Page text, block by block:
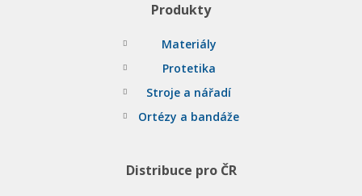
Produkty
Materiály
Protetika
Stroje a nářadí
Ortézy a bandáže
Distribuce pro ČR